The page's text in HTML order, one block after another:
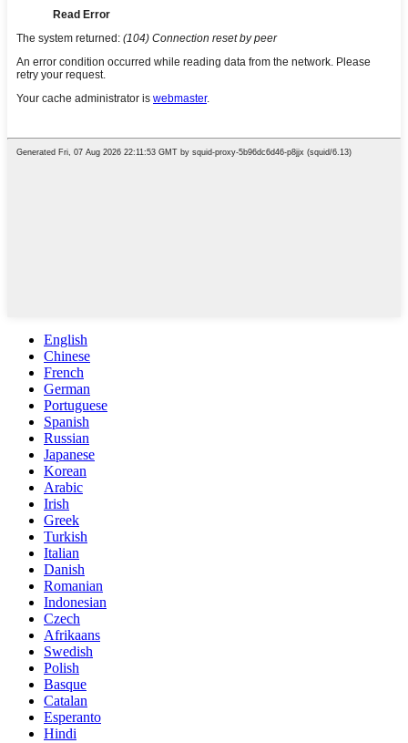
English
Chinese
French
German
Portuguese
Spanish
Russian
Japanese
Korean
Arabic
Irish
Greek
Turkish
Italian
Danish
Romanian
Indonesian
Czech
Afrikaans
Swedish
Polish
Basque
Catalan
Esperanto
Hindi